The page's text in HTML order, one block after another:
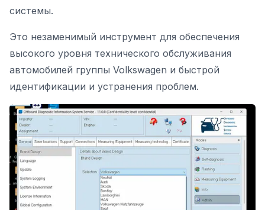
системы.
Это незаменимый инструмент для обеспечения
высокого уровня технического обслуживания
автомобилей группы Volkswagen и быстрой
идентификации и устранения проблем.